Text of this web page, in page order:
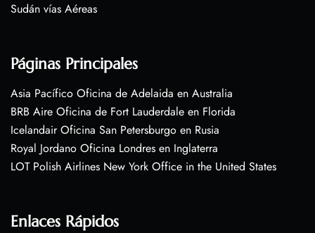
Sudán vías Aéreas
Páginas Principales
Asia Pacífico Oficina de Adelaida en Australia
BRB Aire Oficina de Fort Lauderdale en Florida
Icelandair Oficina San Petersburgo en Rusia
Royal Jordano Oficina Londres en Inglaterra
LOT Polish Airlines New York Office in the United States
Enlaces Rápidos